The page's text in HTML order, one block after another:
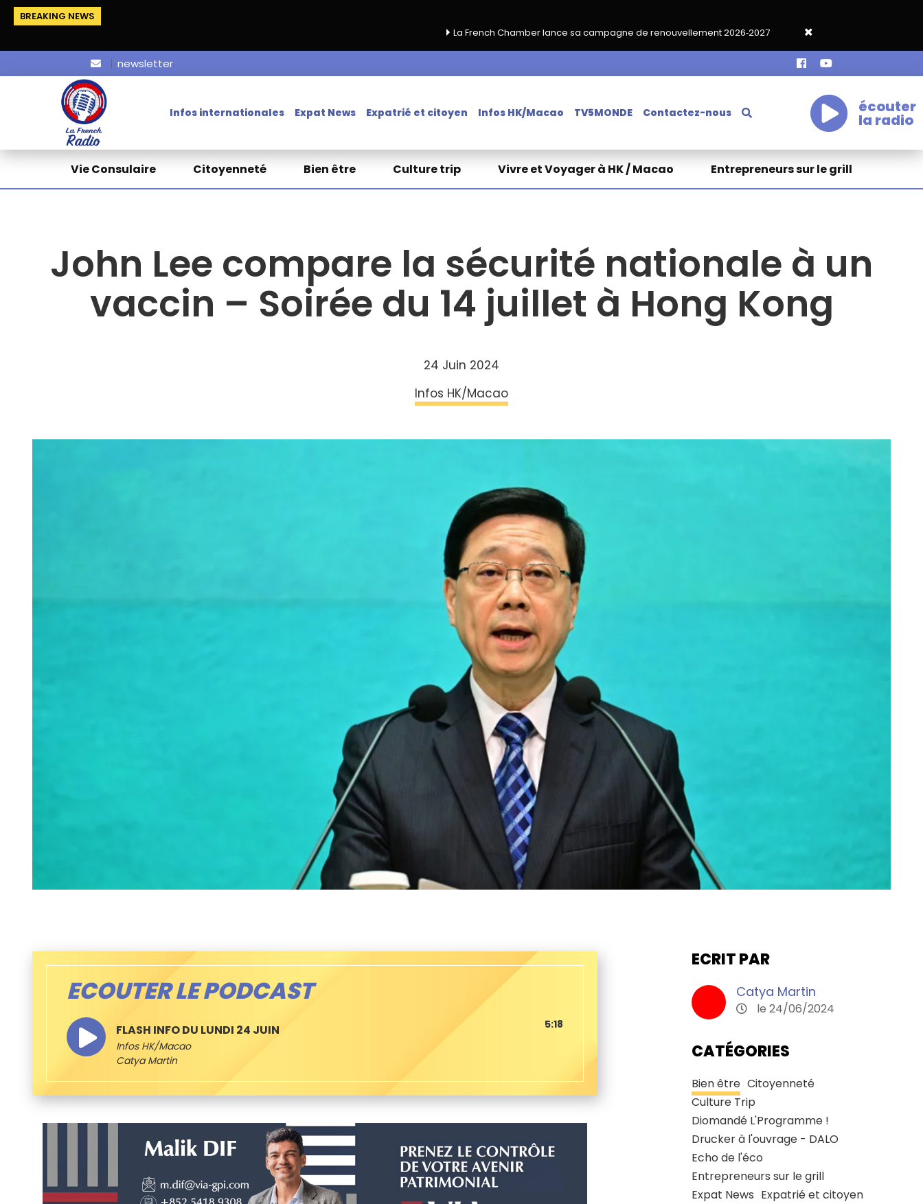
BREAKING NEWS
La French Chamber lance sa campagne de renouvellement 2026‑2027
Grand café de rentrée HKA le vendredi 18
newsletter
Infos internationales Expat News Expatrié et citoyen Infos HK/Macao TV5MONDE Contactez-nous écouter
la radio
Vie Consulaire Citoyenneté Bien être Culture trip Vivre et Voyager à HK / Macao Entrepreneurs sur le grill
John Lee compare la sécurité nationale à un
vaccin – Soirée du 14 juillet à Hong Kong
24 Juin 2024
Infos HK/Macao
ECOUTER LE PODCAST
FLASH INFO DU LUNDI 24 JUIN
Infos HK/Macao
Catya Martin
5:18
ECRIT PAR
Catya Martin
le 24/06/2024
CATÉGORIES
Bien être Citoyenneté
Culture Trip
Diomandé L'Programme !
Drucker à l'ouvrage - DALO
Echo de l'éco
Entrepreneurs sur le grill
Expat News Expatrié et citoyen